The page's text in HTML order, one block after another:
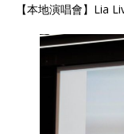
【本地演唱會】Lia